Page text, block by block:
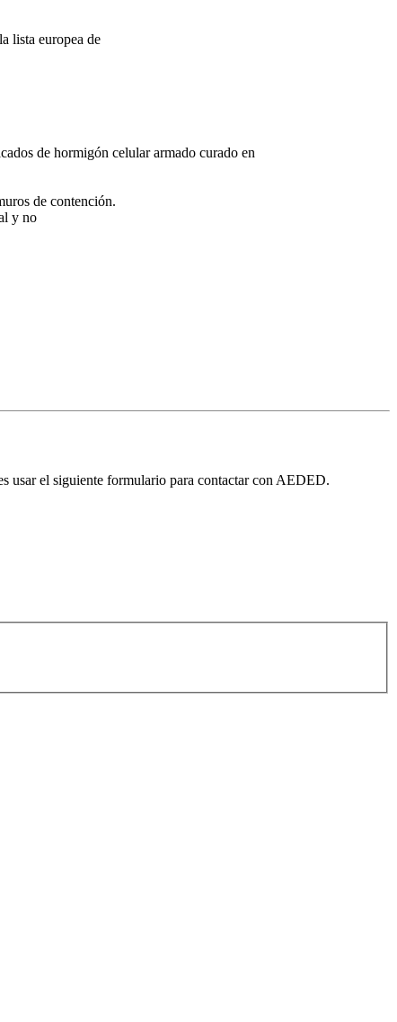
lista europea de
de hormigón celular armado curado en
de contención.
y no
usar el siguiente formulario para contactar con AEDED.